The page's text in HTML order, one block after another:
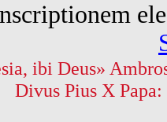
ibi Deus»
Divus Pius X Papa: